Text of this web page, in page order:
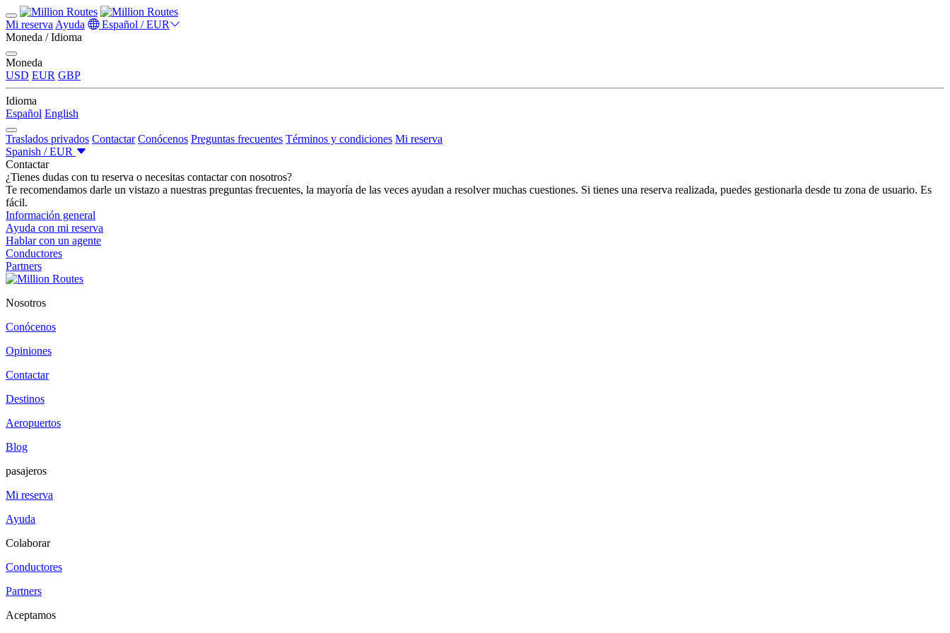
Mi reserva Ayuda
Español / EUR
Moneda / Idioma
Moneda
USD EUR GBP
Idioma
Español English
Traslados privados Contactar Conócenos Preguntas frecuentes Términos y condiciones Mi reserva
Spanish / EUR
Contactar
¿Tienes dudas con tu reserva o necesitas contactar con nosotros?
Te recomendamos darle un vistazo a nuestras preguntas frecuentes, la mayoría de las veces ayudan a resolver muchas cuestiones. Si tienes una reserva realizada, puedes gestionarla desde tu zona de usuario. Es
fácil.
Información general
Ayuda con mi reserva
Hablar con un agente
Conductores
Partners
Nosotros
Conócenos
Opiniones
Contactar
Destinos
Aeropuertos
Blog
pasajeros
Mi reserva
Ayuda
Colaborar
Conductores
Partners
Aceptamos